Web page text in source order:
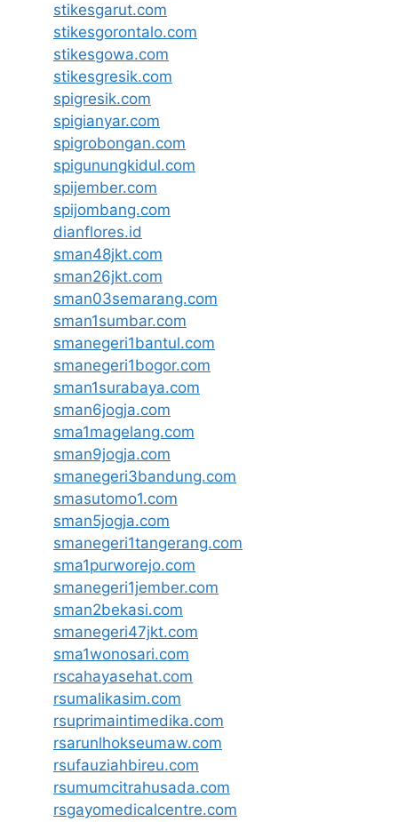
stikesgarut.com
stikesgorontalo.com
stikesgowa.com
stikesgresik.com
spigresik.com
spigianyar.com
spigrobongan.com
spigunungkidul.com
spijember.com
spijombang.com
dianflores.id
sman48jkt.com
sman26jkt.com
sman03semarang.com
sman1sumbar.com
smanegeri1bantul.com
smanegeri1bogor.com
sman1surabaya.com
sman6jogja.com
sma1magelang.com
sman9jogja.com
smanegeri3bandung.com
smasutomo1.com
sman5jogja.com
smanegeri1tangerang.com
sma1purworejo.com
smanegeri1jember.com
sman2bekasi.com
smanegeri47jkt.com
sma1wonosari.com
rscahayasehat.com
rsumalikasim.com
rsuprimaintimedika.com
rsarunlhokseumaw.com
rsufauziahbireu.com
rsumumcitrahusada.com
rsgayomedicalcentre.com